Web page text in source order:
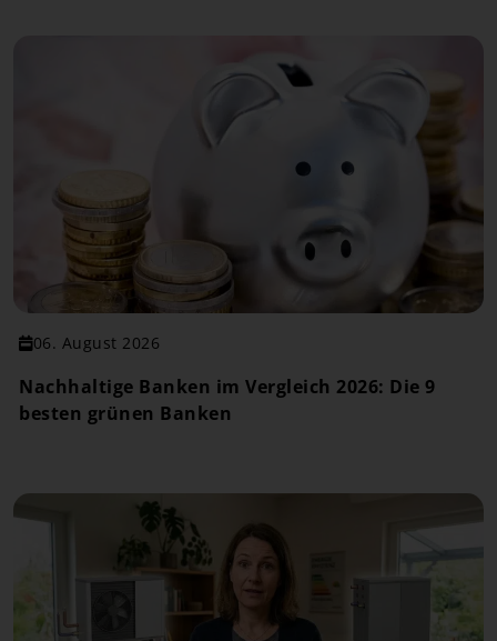
06. August 2026
Nachhaltige Banken im Vergleich 2026: Die 9
besten grünen Banken